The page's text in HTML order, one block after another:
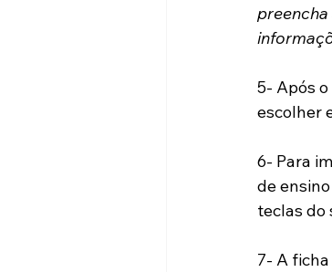
5- Após
escolher
6- Para
de
teclas do
7- A